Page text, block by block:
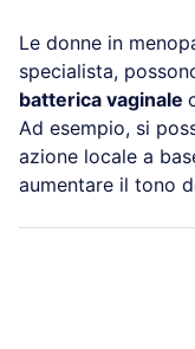
Le donne in
specialista,
batterica vaginale
Ad esempio, si
azione locale a
aumentare il tono